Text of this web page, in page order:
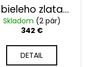
bieleho zlata
23172BX
Skladom (2 pár)
342 €
DETAIL